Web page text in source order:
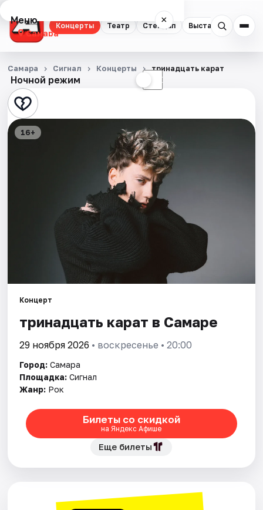
Концерты Театр Стендап Выставки
Меню ×
Самара
Концерты
Театр
Стендап
Площадки
Артисты
Рейтинги
Ночной режим ☾
Самара Сигнал Концерты тринадцать карат
16+
Концерт
тринадцать карат в Самаре
29 ноября 2026 • воскресенье • 20:00
Город: Самара
Площадка: Сигнал
Жанр: Рок
Билеты со скидкой
на Яндекс Афише
Еще билеты